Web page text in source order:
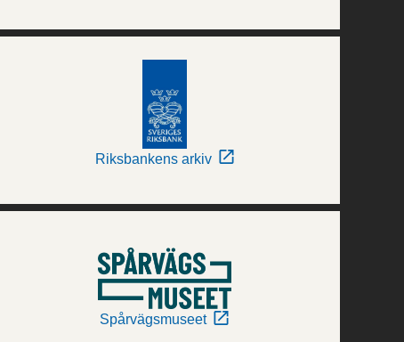
Riksbankens arkiv
Spårvägsmuseet